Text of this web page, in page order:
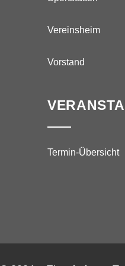
Vereinsheim
Vorstand
Termin-Übersicht